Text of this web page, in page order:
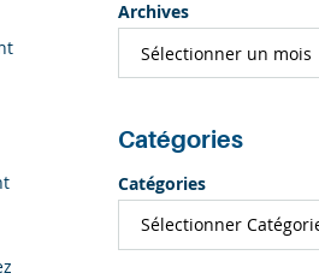
Archives
Catégories
Catégories